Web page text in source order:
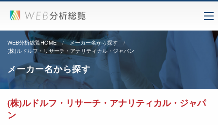
WEB分析総覧HOME
メーカー名から探す
(株)ルドルフ・リサーチ・アナリティカル・ジャパン
メーカー名から探す
(株)ルドルフ・リサーチ・アナリティカル・ジャパ
ン